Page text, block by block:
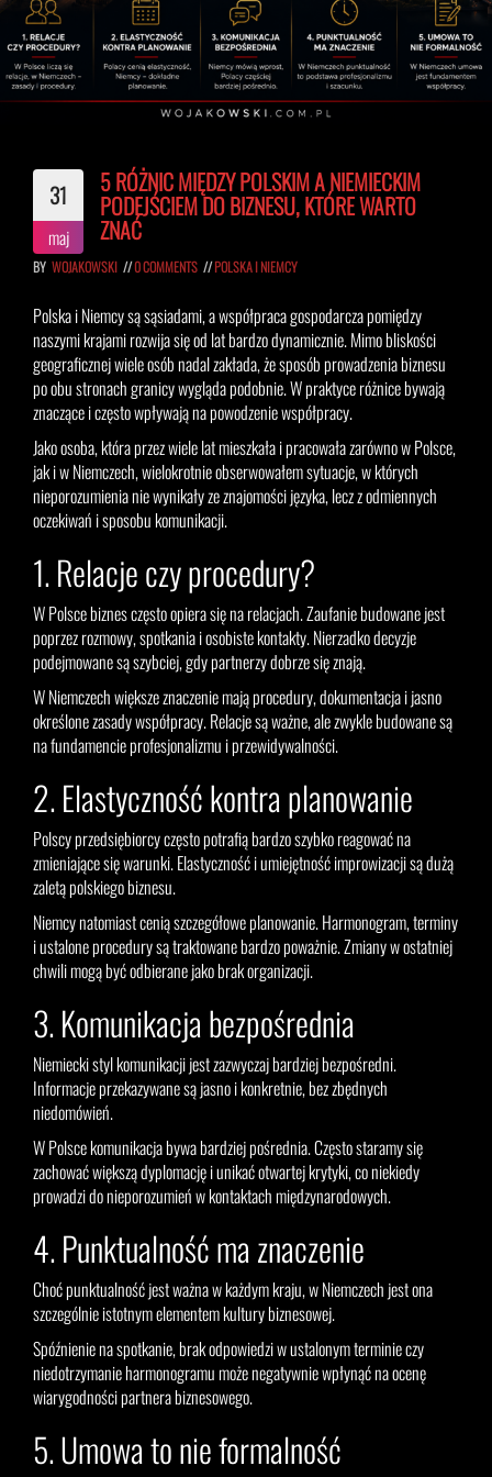
31
maj
5 RÓŻNIC MIĘDZY POLSKIM A NIEMIECKIM
PODEJŚCIEM DO BIZNESU, KTÓRE WARTO
ZNAĆ
BY WOJAKOWSKI //0 COMMENTS //POLSKA I NIEMCY
Polska i Niemcy są sąsiadami, a współpraca gospodarcza pomiędzy
naszymi krajami rozwija się od lat bardzo dynamicznie. Mimo bliskości
geograficznej wiele osób nadal zakłada, że sposób prowadzenia biznesu
po obu stronach granicy wygląda podobnie. W praktyce różnice bywają
znaczące i często wpływają na powodzenie współpracy.
Jako osoba, która przez wiele lat mieszkała i pracowała zarówno w Polsce,
jak i w Niemczech, wielokrotnie obserwowałem sytuacje, w których
nieporozumienia nie wynikały ze znajomości języka, lecz z odmiennych
oczekiwań i sposobu komunikacji.
1. Relacje czy procedury?
W Polsce biznes często opiera się na relacjach. Zaufanie budowane jest
poprzez rozmowy, spotkania i osobiste kontakty. Nierzadko decyzje
podejmowane są szybciej, gdy partnerzy dobrze się znają.
W Niemczech większe znaczenie mają procedury, dokumentacja i jasno
określone zasady współpracy. Relacje są ważne, ale zwykle budowane są
na fundamencie profesjonalizmu i przewidywalności.
2. Elastyczność kontra planowanie
Polscy przedsiębiorcy często potrafią bardzo szybko reagować na
zmieniające się warunki. Elastyczność i umiejętność improwizacji są dużą
zaletą polskiego biznesu.
Niemcy natomiast cenią szczegółowe planowanie. Harmonogram, terminy
i ustalone procedury są traktowane bardzo poważnie. Zmiany w ostatniej
chwili mogą być odbierane jako brak organizacji.
3. Komunikacja bezpośrednia
Niemiecki styl komunikacji jest zazwyczaj bardziej bezpośredni.
Informacje przekazywane są jasno i konkretnie, bez zbędnych
niedomówień.
W Polsce komunikacja bywa bardziej pośrednia. Często staramy się
zachować większą dyplomację i unikać otwartej krytyki, co niekiedy
prowadzi do nieporozumień w kontaktach międzynarodowych.
4. Punktualność ma znaczenie
Choć punktualność jest ważna w każdym kraju, w Niemczech jest ona
szczególnie istotnym elementem kultury biznesowej.
Spóźnienie na spotkanie, brak odpowiedzi w ustalonym terminie czy
niedotrzymanie harmonogramu może negatywnie wpłynąć na ocenę
wiarygodności partnera biznesowego.
5. Umowa to nie formalność